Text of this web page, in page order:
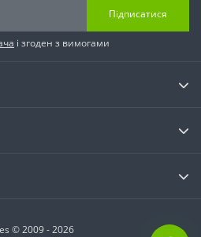
Підписатися
і згоден з вимогами
© 2009 - 2026